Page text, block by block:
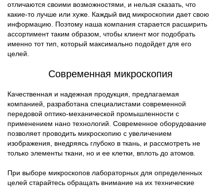
отличаются своими возможностями, и нельзя сказать, что
какие-то лучше или хуже. Каждый вид микроскопии дает свою
информацию. Поэтому наша компания старается расширить
ассортимент таким образом, чтобы клиент мог подобрать
именно тот тип, который максимально подойдет для его
целей.
Современная микроскопия
Качественная и надежная продукция, предлагаемая
компанией, разработана специалистами современной
передовой оптико-механической промышленности с
применением нано технологий. Современное оборудование
позволяет проводить микроскопию с увеличением
изображения, внедряясь глубоко в ткань, и рассмотреть не
только элементы ткани, но и ее клетки, вплоть до атомов.
При выборе микроскопов лабораторных для определенных
целей старайтесь обращать внимание на их технические